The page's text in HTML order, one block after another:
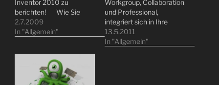
Inventor 2010 zu
berichten! Wie Sie
wahrscheinlich schon
bemerkt haben ist
ausgestattet worden.
Zum Beispiel gibt es hier
nun im Bereich
2.7.2009
In "Allgemein"
Workgroup, Collaboration
und Professional,
integriert sich in Ihre
Konstruktionsprozesse in
AutoCAD oder Inventor.
13.5.2011
In "Allgemein"